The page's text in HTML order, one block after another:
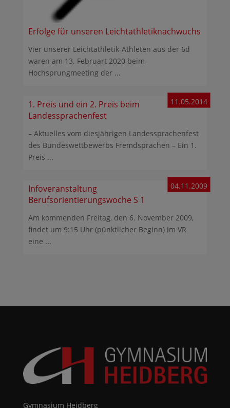
Erfolge für unseren Leichtathletiknachwuchs
Vier unserer Leichtathletik-Athleten aus der 6d
waren am 13. Februart 2020 beim
Hochsprungmeeting der ...
1. Preis und ein 2. Preis beim
Landessprachenfest
11.05.2014
– Aktuelles vom diesjährigen Landessprachenfest
des Bundeswettbewerbs Fremdsprachen – Ein 1.
Preis ...
Infoveranstaltung
Berufsorientierungswoche S 1
04.11.2009
Am kommenden Freitag, den 6. November 2009,
findet um 9:15 Uhr (pünktlicher Beginn) im VR
eine ...
Gymnasium Heidberg